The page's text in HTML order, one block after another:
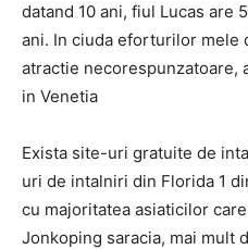
datand 10 ani, fiul Lucas are
ani. In ciuda eforturilor mele
atractie necorespunzatoare,
in Venetia
Exista site-uri gratuite de
uri de intalniri din Florida 1
cu majoritatea asiaticilor
Jonkoping saracia, mai mult